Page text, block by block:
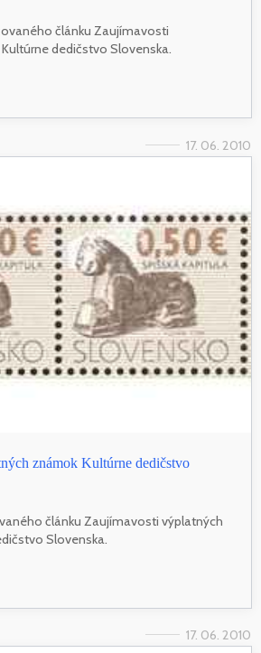
článku Zaujímavosti
dedičstvo Slovenska.
17. 06. 2010
známok Kultúrne dedičstvo
článku Zaujímavosti výplatných
Slovenska.
17. 06. 2010